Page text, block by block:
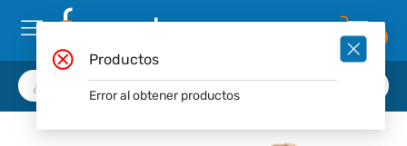
Productos
Error al obtener productos